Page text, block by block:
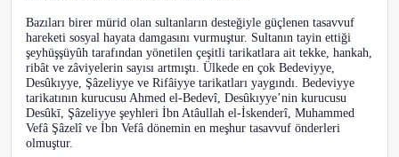
Bazıları birer mürid olan sultanların desteğiyle güçlenen tasavvuf
hareketi sosyal hayata damgasını vurmuştur. Sultanın tayin ettiği
şeyhüşşüyûh tarafından yönetilen çeşitli tarikatlara ait tekke, hankah,
ribât ve zâviyelerin sayısı artmıştı. Ülkede en çok Bedeviyye,
Desûkıyye, Şâzeliyye ve Rifâiyye tarikatları yaygındı. Bedeviyye
tarikatının kurucusu Ahmed el-Bedevî, Desûkıyye’nin kurucusu
Desûkī, Şâzeliyye şeyhleri İbn Atâullah el-İskenderî, Muhammed
Vefâ Şâzelî ve İbn Vefâ dönemin en meşhur tasavvuf önderleri
olmuştur.